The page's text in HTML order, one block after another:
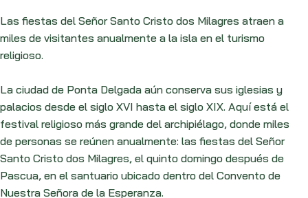
Las fiestas del Señor Santo Cristo dos Milagres atraen a
miles de visitantes anualmente a la isla en el turismo
religioso.
La ciudad de Ponta Delgada aún conserva sus iglesias y
palacios desde el siglo XVI hasta el siglo XIX. Aquí está el
festival religioso más grande del archipiélago, donde miles
de personas se reúnen anualmente: las fiestas del Señor
Santo Cristo dos Milagres, el quinto domingo después de
Pascua, en el santuario ubicado dentro del Convento de
Nuestra Señora de la Esperanza.